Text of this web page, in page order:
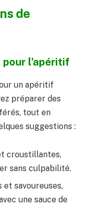
de
l’apéritif
un apéritif
préparer des
tout en
suggestions :
croustillantes,
sans culpabilité.
et savoureuses,
une sauce de